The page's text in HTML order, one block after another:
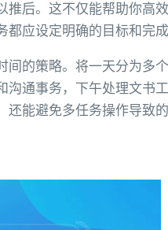
推后。这不仅能帮助你高
应设定明确的目标和完
间的策略。将一天分为多
沟通事务，下午处理文书
能避免多任务操作导致的